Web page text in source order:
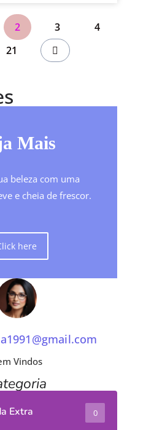
2 3
4
21
Mais
beleza com uma
e cheia de frescor.
here
Vindos
Extra 0